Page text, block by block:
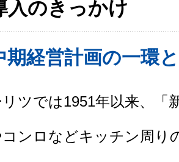
入のきっかけ
期経営計画の一環
リツでは1951年以来、
ンロなどキッチン周り